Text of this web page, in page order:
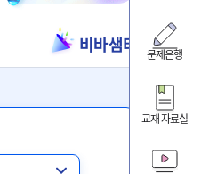
비바샘터 문제은행
교재 자료실
ID/PW 찾